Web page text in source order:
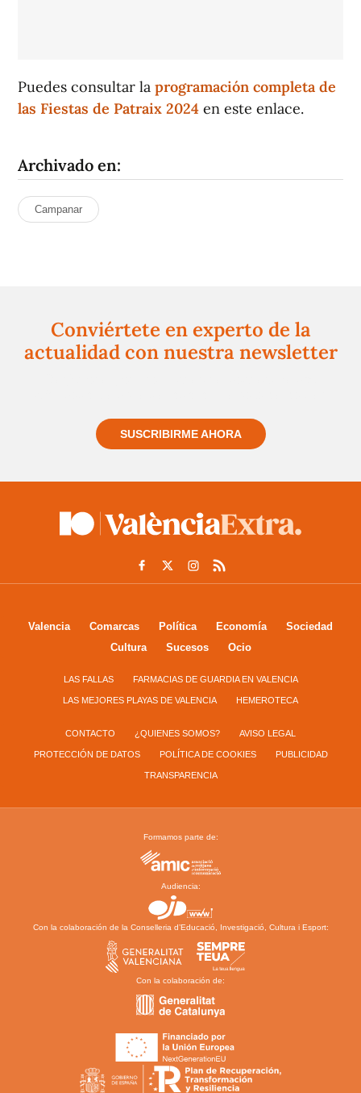
Puedes consultar la programación completa de
las Fiestas de Patraix 2024 en este enlace.
Archivado en:
Campanar
Conviértete en experto de la
actualidad con nuestra newsletter
SUSCRIBIRME AHORA
Valencia Comarcas Política Economía
Sociedad
Cultura
Sucesos Ocio
LAS FALLAS FARMACIAS DE GUARDIA EN VALENCIA
LAS MEJORES PLAYAS DE VALENCIA HEMEROTECA
CONTACTO ¿QUIENES SOMOS? AVISO LEGAL
PROTECCIÓN DE DATOS POLÍTICA DE COOKIES PUBLICIDAD
TRANSPARENCIA
Formamos parte de:
Audiencia:
Con la colaboración de la Conselleria d’Educació, Investigació, Cultura i Esport:
Con la colaboración de: